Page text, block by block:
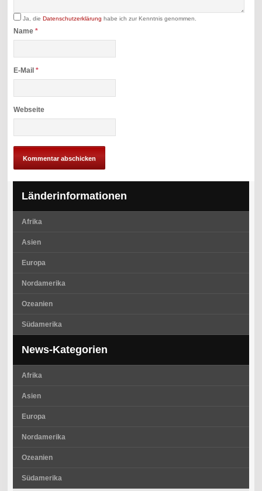
Ja, dieDatenschutzerklärung habe ich zur Kenntnis genommen.
Name*
E-Mail*
Webseite
Länderinformationen
Afrika
Asien
Europa
Nordamerika
Ozeanien
Südamerika
News-Kategorien
Afrika
Asien
Europa
Nordamerika
Ozeanien
Südamerika